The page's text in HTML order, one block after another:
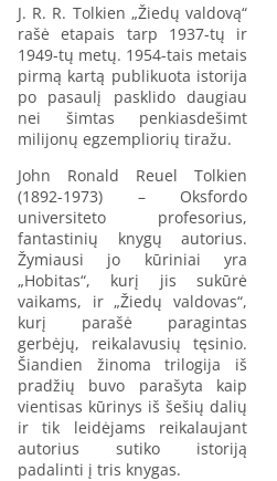
J. R. R. Tolkien „Žiedų valdovą“
rašė etapais tarp 1937-tų ir
1949-tų metų. 1954-tais metais
pirmą kartą publikuota istorija
po pasaulį pasklido daugiau
nei šimtas penkiasdešimt
milijonų egzempliorių tiražu.
John Ronald Reuel Tolkien
(1892-1973) – Oksfordo
universiteto profesorius,
fantastinių knygų autorius.
Žymiausi jo kūriniai yra
„Hobitas“, kurį jis sukūrė
vaikams, ir „Žiedų valdovas“,
kurį parašė paragintas
gerbėjų, reikalavusių tęsinio.
Šiandien žinoma trilogija iš
pradžių buvo parašyta kaip
vientisas kūrinys iš šešių dalių
ir tik leidėjams reikalaujant
autorius sutiko istoriją
padalinti į tris knygas.